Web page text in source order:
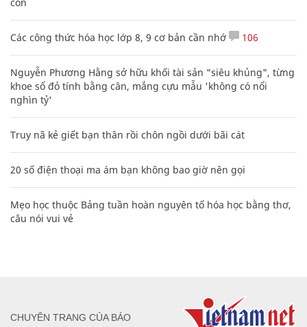
Các công thức hóa học lớp 8, 9 cơ bản cần nhớ 106
Nguyễn Phương Hằng sở hữu khối tài sản "siêu khủng", từng
khoe sổ đỏ tính bằng cân, mắng cựu mẫu 'không có nổi
nghìn tỷ'
Truy nã kẻ giết bạn thân rồi chôn ngồi dưới bãi cát
20 số điện thoại ma ám bạn không bao giờ nên gọi
Mẹo học thuộc Bảng tuần hoàn nguyên tố hóa học bằng thơ,
câu nói vui vẻ
CHUYÊN TRANG CỦA BÁO